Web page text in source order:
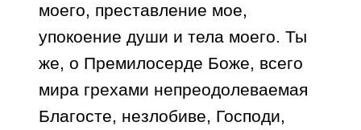
моего, преставление мое,
упокоение души и тела моего. Ты
же, о Премилосерде Боже, всего
мира грехами непреодолеваемая
Благосте, незлобиве, Господи,